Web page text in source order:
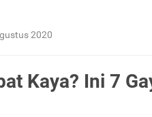
2020
Kaya? Ini 7